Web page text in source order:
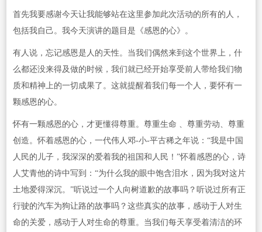
首先我要感谢今天让我能够站在这里参加此次活动的所有的人，
包括我自己。我今天演讲的题目是《感恩的心》。
有人说，忘记感恩是人的天性。当我们偶然来到这个世界上，什
么都还没来得及做的时候，我们就已经开始享受前人带给我们物
质和精神上的一切成果了。这就提醒着我们每一个人，要怀有一
颗感恩的心。
怀有一颗感恩的心，才更懂得尊重。尊重生命 、尊重劳动、尊重
创造。怀着感恩的心，一代伟人邓-小-平古稀之年说：“我是中国
人民的儿子，我深深的爱着我的祖国和人民！”怀着感恩的心，诗
人艾青他的诗中写到：“为什么我的眼中饱含泪水，因为我对这片
土地爱得深沉。”听说过一个人向树道歉的故事吗？听说过所有正
行驶的汽车为狗让路的故事吗？这些真实的故事，感动于人对生
命的关爱，感动于人对生命的尊重。当我们每天享受着清洁的环